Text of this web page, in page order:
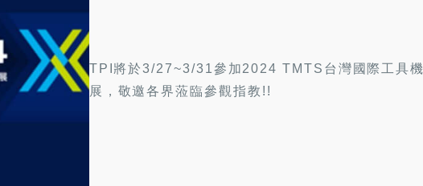
TPI將於3/27~3/31參加2024 TMTS台灣國際工具機
展，敬邀各界蒞臨參觀指教!!